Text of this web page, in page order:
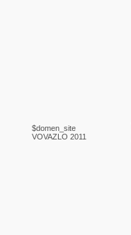
$domen_site
VOVAZLO 2011